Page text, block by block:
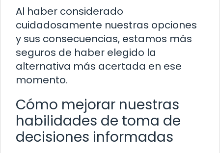
Al haber considerado
cuidadosamente nuestras opciones
y sus consecuencias, estamos más
seguros de haber elegido la
alternativa más acertada en ese
momento.
Cómo mejorar nuestras
habilidades de toma de
decisiones informadas